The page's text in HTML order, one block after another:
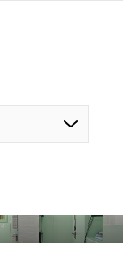
bouw en